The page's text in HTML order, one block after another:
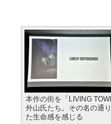
本作の街を「LIVING
外山氏たち。その名の通
た生命感を感じる